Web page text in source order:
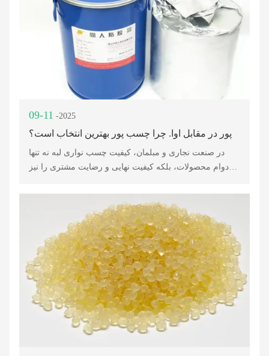
09-11 -2025
پور در مقابل اوا. چرا چسب پور بهترین انتخاب است؟
در صنعت نجاری و مبلمان، کیفیت چسب نواری لبه نه تنها
دوام محصولات، بلکه کیفیت نهایی و رضایت مشتری را نیز
در کاربردهای نواری لبه مورد استفاده قرار گرفته و یک راه